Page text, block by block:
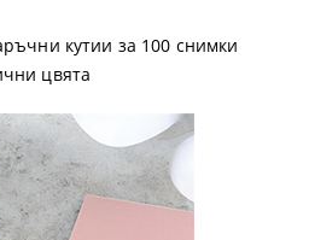
кутии за 100 снимки
цвята